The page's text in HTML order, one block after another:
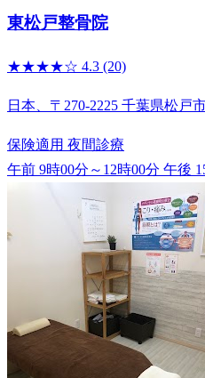
東松戸整骨院
★★★★☆ 4.3 (20)
日本、〒270-2225 千葉県松戸
保険適用 夜間診療
午前 9時00分～12時00分 午後